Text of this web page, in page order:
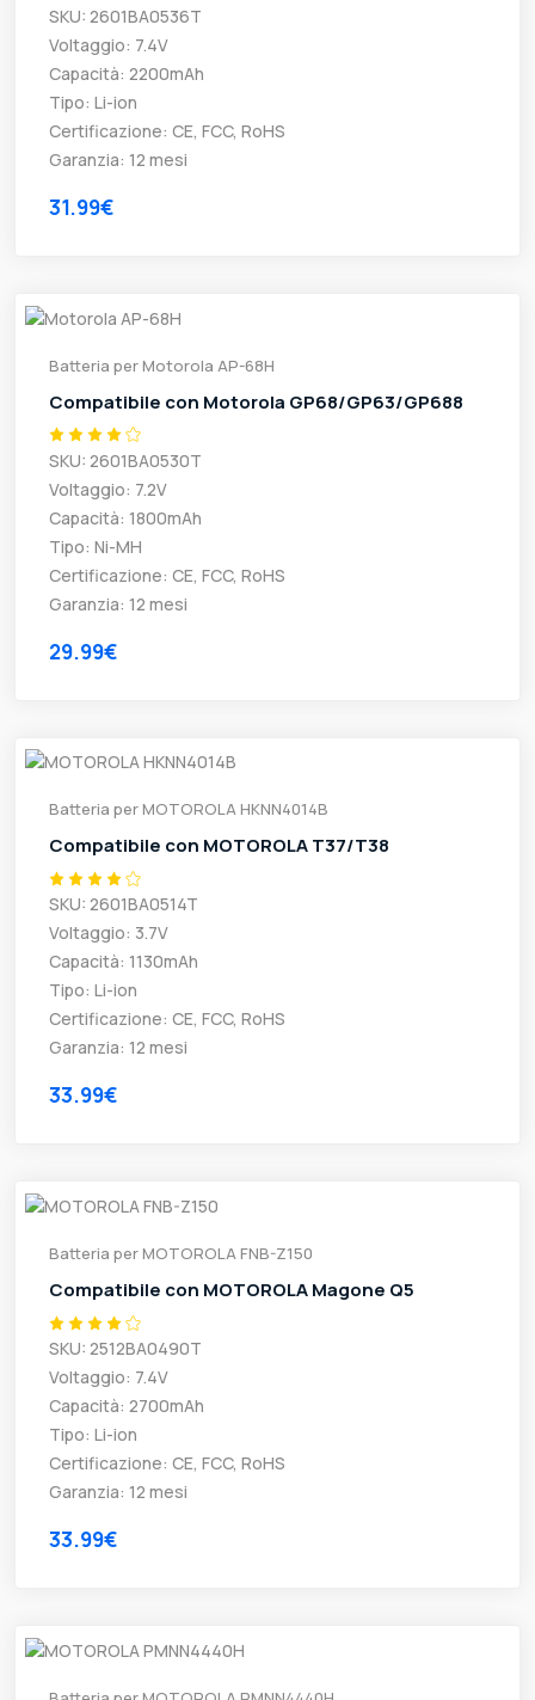
SKU: 2601BA0536T
Voltaggio: 7.4V
Capacità: 2200mAh
Tipo: Li-ion
Certificazione: CE, FCC, RoHS
Garanzia: 12 mesi
31.99€
Batteria per Motorola AP-68H
Compatibile con Motorola GP68/GP63/GP688
SKU: 2601BA0530T
Voltaggio: 7.2V
Capacità: 1800mAh
Tipo: Ni-MH
Certificazione: CE, FCC, RoHS
Garanzia: 12 mesi
29.99€
Batteria per MOTOROLA HKNN4014B
Compatibile con MOTOROLA T37/T38
SKU: 2601BA0514T
Voltaggio: 3.7V
Capacità: 1130mAh
Tipo: Li-ion
Certificazione: CE, FCC, RoHS
Garanzia: 12 mesi
33.99€
Batteria per MOTOROLA FNB-Z150
Compatibile con MOTOROLA Magone Q5
SKU: 2512BA0490T
Voltaggio: 7.4V
Capacità: 2700mAh
Tipo: Li-ion
Certificazione: CE, FCC, RoHS
Garanzia: 12 mesi
33.99€